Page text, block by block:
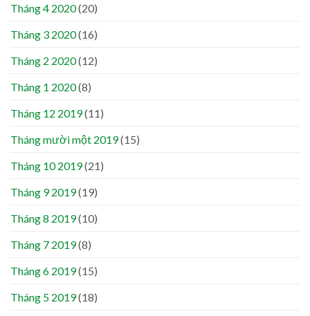
Tháng 4 2020(20)
Tháng 3 2020(16)
Tháng 2 2020(12)
Tháng 1 2020(8)
Tháng 12 2019(11)
Tháng mười một 2019(15)
Tháng 10 2019(21)
Tháng 9 2019(19)
Tháng 8 2019(10)
Tháng 7 2019(8)
Tháng 6 2019(15)
Tháng 5 2019(18)